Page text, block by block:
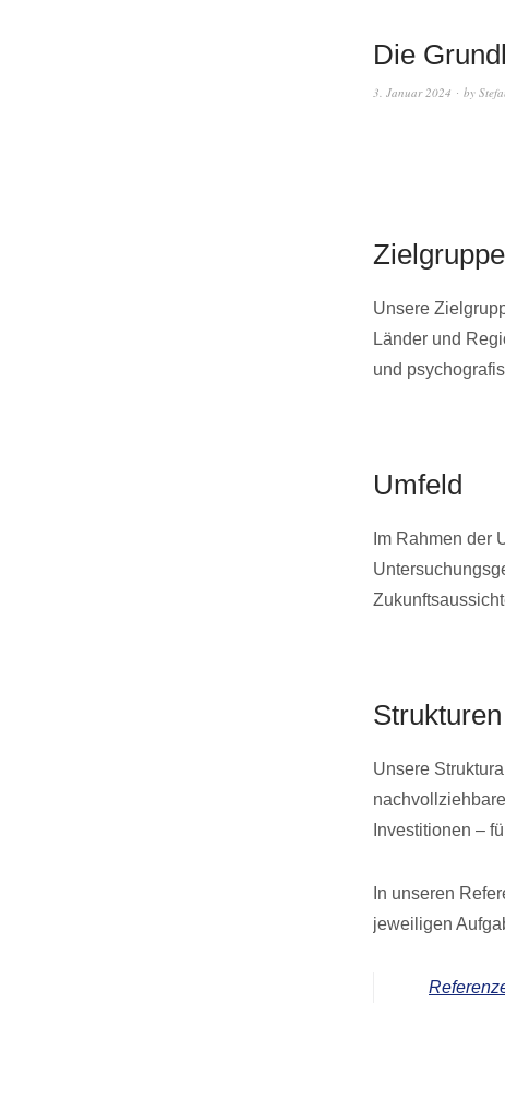
Die
3. Januar 2024 by
Unsere
Länder und
und
Umfeld
Im Rahmen der
Strukturen
Unsere
Investitionen –
In unseren
jeweiligen